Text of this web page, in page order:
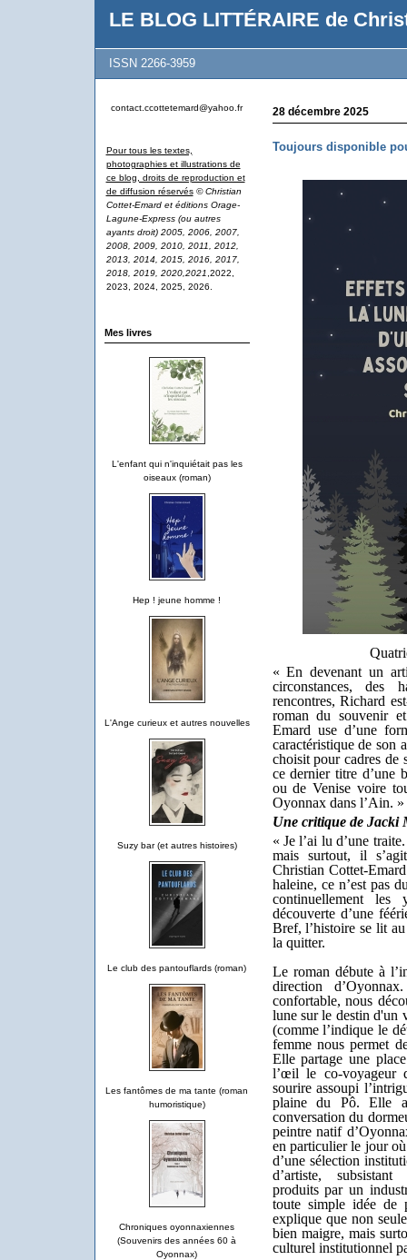
LE BLOG LITTÉRAIRE de
ISSN 2266-3959
contact.ccottetemard@yahoo.fr
Pour tous les textes,
photographies et illustrations de
ce blog, droits de reproduction et
de diffusion réservés © Christian
Cottet-Emard et éditions Orage-
Lagune-Express (ou autres
ayants droit) 2005, 2006, 2007,
2008, 2009, 2010, 2011, 2012,
2013, 2014, 2015, 2016, 2017,
2018, 2019, 2020,2021 ,2022,
2023, 2024, 2025, 2026.
Mes livres
L'enfant qui n'inquiétait pas les
oiseaux (roman)
Hep ! jeune homme !
L'Ange curieux et autres nouvelles
Suzy bar (et autres histoires)
Le club des pantouflards (roman)
Les fantômes de ma tante (roman
humoristique)
Chroniques oyonnaxiennes
(Souvenirs des années 60 à
Oyonnax)
28 décembre 2025
Toujours disponible
« En devenant un
circonstances, des
rencontres, Richard
roman du souvenir
Emard use d’une
caractéristique de son
choisit pour cadres de
ce dernier titre d’une
ou de Venise voire
Oyonnax dans l’Ain. »
Une critique de Jacki
« Je l’ai lu d’une
mais surtout, il
Christian Cottet-
haleine, ce n’est pas
continuellement les
découverte d’une
Bref, l’histoire se lit
la quitter.
Le roman débute à
direction
confortable, nous
lune sur le destin d'un
(comme l’indique le
femme nous permet
Elle partage une
l’œil le co-voyageur
sourire assoupi
plaine du Pô. Elle
conversation du
peintre natif
en particulier le jour
d’une sélection
d’artiste, subsistant
produits par un
toute simple idée de
explique que non
bien maigre, mais
culturel institutionnel